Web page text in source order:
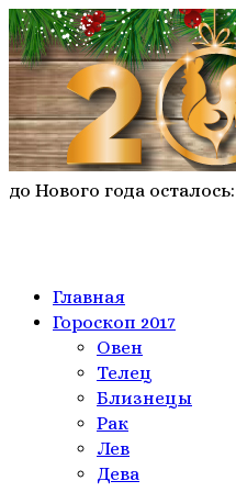
до Нового года осталось:
Главная
Гороскоп 2017
Овен
Телeц
Близнецы
Рак
Лев
Дева